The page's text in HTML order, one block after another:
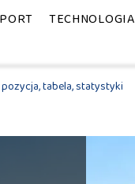
TECHNOLOGIA
pozycja, tabela, statystyki